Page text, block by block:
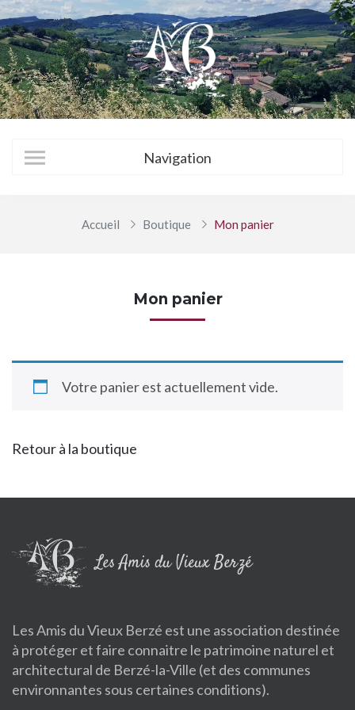
Accueil Boutique Mon panier
Mon panier
Votre panier est actuellement vide.
Retour à la boutique
Les Amis du Vieux Berzé
Les Amis du Vieux Berzé est une association destinée
à protéger et faire connaitre le patrimoine naturel et
architectural de Berzé-la-Ville (et des communes
environnantes sous certaines conditions).